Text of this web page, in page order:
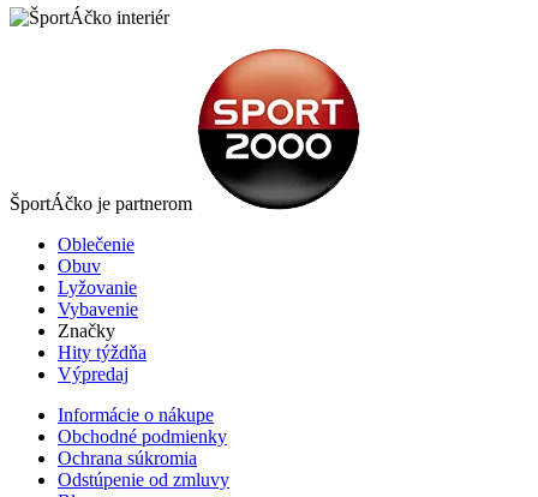
ŠportÁčko je partnerom
Oblečenie
Obuv
Lyžovanie
Vybavenie
Značky
Hity týždňa
Výpredaj
Informácie o nákupe
Obchodné podmienky
Ochrana súkromia
Odstúpenie od zmluvy